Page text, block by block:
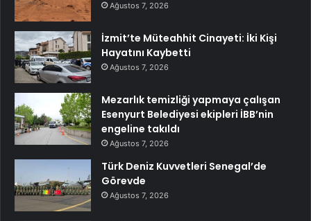
Ağustos 7, 2026
İzmit’te Müteahhit Cinayeti: İki Kişi
Hayatını Kaybetti
Ağustos 7, 2026
Mezarlık temizliği yapmaya çalışan
Esenyurt Belediyesi ekipleri İBB’nin
engeline takıldı
Ağustos 7, 2026
Türk Deniz Kuvvetleri Senegal’de
Görevde
Ağustos 7, 2026